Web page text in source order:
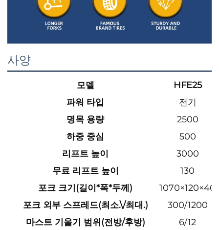
사양
모델
HFE25
파워 타입
전기
명목 용량
2500
하중 중심
500
리프트 높이
3000
무료 리프트 높이
130
포크 크기(길이*폭*두께)
1070×120×40
포크 외부 스프레드(최소.\/최대.)
300/1200
마스트 기울기 범위(전방/후방)
6/12